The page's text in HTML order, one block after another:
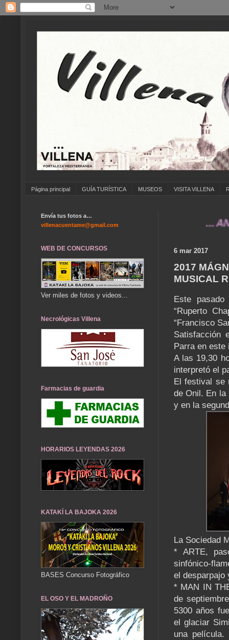
Página principal GUÍA TURÍSTICA MUSEOS VISITA VILLENA
... ANÍMATE
6 mar 2017
2017
MUSICAL
Este
“Ruperto
“Francisco
Satisfacción
Parra en
A las 19,30
interpretó el
El festival se
de Onil. En la
y en la
La Sociedad
* ARTE,
sinfónico-
el desparpajo
* MAN IN
de
5300 años
el glaciar
una
Envía tus fotos a…
villenacuentame@gmail.com
WEB DE CONCURSOS
Ver miles de fotos y videos...
Necrológicas Villena
Farmacias de guardia
HORARIOS LEYENDAS 2026
KATAKÍ LA BAJOKA 2026
BASES Concurso Fotográfico
EL OSO Y EL MADROÑO